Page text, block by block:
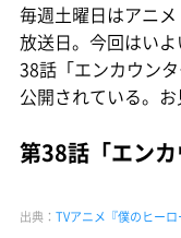
毎週土曜日はアニ
放送日。今回はい
38話「エンカウン
公開されている。
第38話「エンカ
出典： TVアニメ『僕のヒーロ